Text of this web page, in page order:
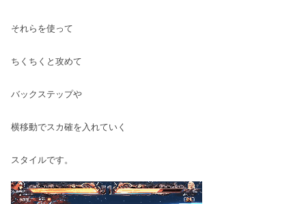
それらを使って
ちくちくと攻めて
バックステップや
横移動でスカ確を入れていく
スタイルです。